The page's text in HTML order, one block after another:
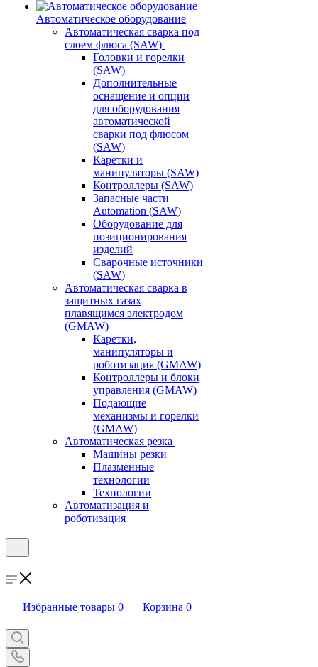
Автоматическое оборудование
Автоматическая сварка под
слоем флюса (SAW)
Головки и горелки
(SAW)
Дополнительные
оснащение и опции
для оборудования
автоматической
сварки под флюсом
(SAW)
Каретки и
манипуляторы (SAW)
Контроллеры (SAW)
Запасные части
Automation (SAW)
Оборудование для
позиционирования
изделий
Сварочные источники
(SAW)
Автоматическая сварка в
защитных газах
плавящимся электродом
(GMAW)
Каретки,
манипуляторы и
роботизация (GMAW)
Контроллеры и блоки
управления (GMAW)
Подающие
механизмы и горелки
(GMAW)
Автоматическая резка
Машины резки
Плазменные
технологии
Технологии
Автоматизация и
роботизация
Избранные товары 0 Корзина 0